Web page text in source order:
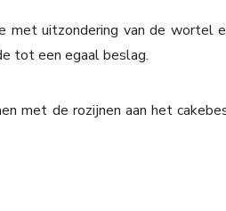
met uitzondering van de wortel
tot een egaal beslag.
met de rozijnen aan het